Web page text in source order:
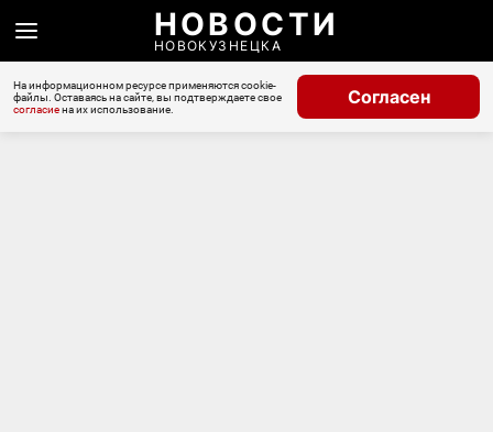
НОВОСТИ
НОВОКУЗНЕЦКА
На информационном ресурсе применяются cookie-
файлы. Оставаясь на сайте, вы подтверждаете свое
согласиена их использование.
Согласен